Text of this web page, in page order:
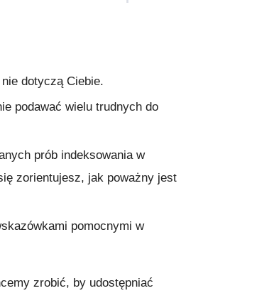
dotyczą Ciebie.
podawać wielu trudnych do
prób indeksowania w
zorientujesz, jak poważny jest
pomocnymi w
zrobić, by udostępniać